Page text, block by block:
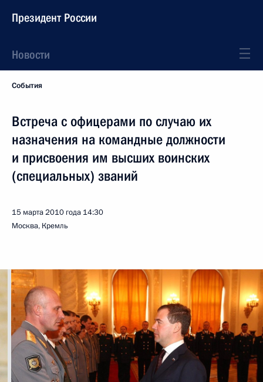
Президент России
Новости
События
Встреча с офицерами по случаю их
назначения на командные должности
и присвоения им высших воинских
(специальных) званий
15 марта 2010 года 14:30
Москва, Кремль